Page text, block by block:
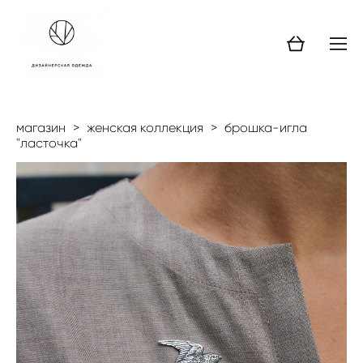
магазин > женская коллекция > брошка-игла
"ласточка"